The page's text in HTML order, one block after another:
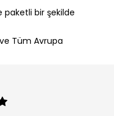
bir şekilde
Tüm Avrupa